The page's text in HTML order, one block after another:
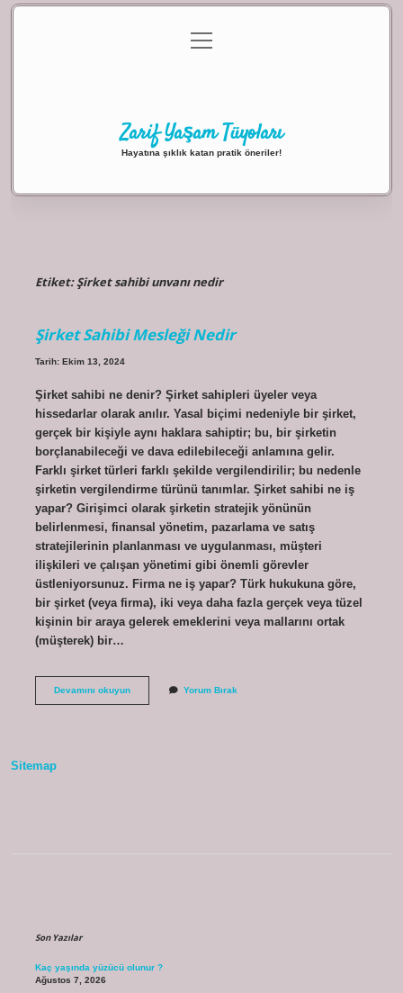
Gizlilik Politikası
menüyü
aç
Zarif Yaşam Tüyoları
Hayatına şıklık katan pratik öneriler!
Etiket:Şirket sahibi unvanı nedir
Şirket Sahibi Mesleği Nedir
Tarih: Ekim 13, 2024
Şirket sahibi ne denir? Şirket sahipleri üyeler veya
hissedarlar olarak anılır. Yasal biçimi nedeniyle bir şirket,
gerçek bir kişiyle aynı haklara sahiptir; bu, bir şirketin
borçlanabileceği ve dava edilebileceği anlamına gelir.
Farklı şirket türleri farklı şekilde vergilendirilir; bu nedenle
şirketin vergilendirme türünü tanımlar. Şirket sahibi ne iş
yapar? Girişimci olarak şirketin stratejik yönünün
belirlenmesi, finansal yönetim, pazarlama ve satış
stratejilerinin planlanması ve uygulanması, müşteri
ilişkileri ve çalışan yönetimi gibi önemli görevler
üstleniyorsunuz. Firma ne iş yapar? Türk hukukuna göre,
bir şirket (veya firma), iki veya daha fazla gerçek veya tüzel
kişinin bir araya gelerek emeklerini veya mallarını ortak
(müşterek) bir…
Devamını okuyunŞirket
Yorum Bırak
Sitemap
Son Yazılar
Kaç yaşında yüzücü olunur ?
Ağustos 7, 2026